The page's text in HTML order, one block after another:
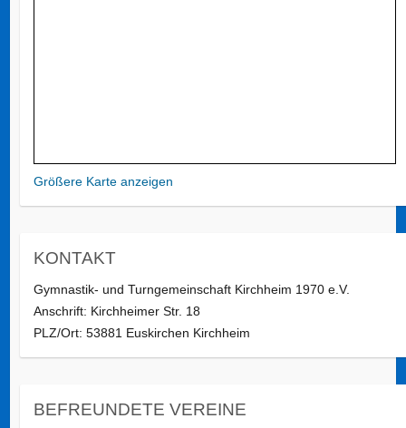
Größere Karte anzeigen
KONTAKT
Gymnastik- und Turngemeinschaft Kirchheim 1970 e.V.
Anschrift: Kirchheimer Str. 18
PLZ/Ort: 53881 Euskirchen Kirchheim
BEFREUNDETE VEREINE